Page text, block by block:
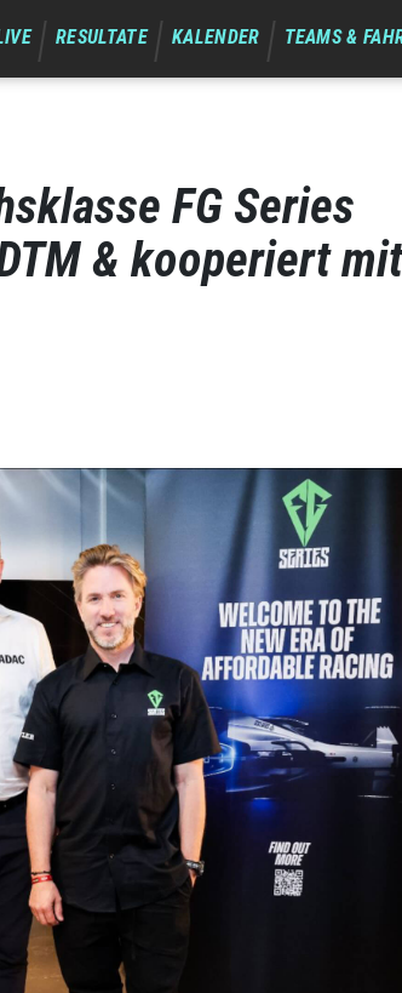
RESULTATE KALENDER TEAMS &
FG Series
& kooperiert mit